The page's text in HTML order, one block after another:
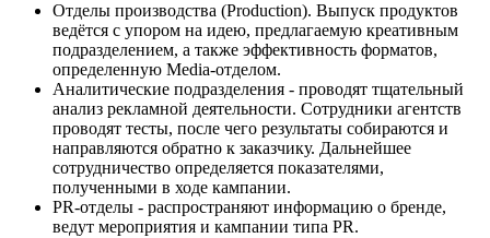
Отделы производства (Production). Выпуск продуктов
ведётся с упором на идею, предлагаемую креативным
подразделением, а также эффективность форматов,
определенную Media-отделом.
Аналитические подразделения - проводят тщательный
анализ рекламной деятельности. Сотрудники агентств
проводят тесты, после чего результаты собираются и
направляются обратно к заказчику. Дальнейшее
сотрудничество определяется показателями,
полученными в ходе кампании.
PR-отделы - распространяют информацию о бренде,
ведут мероприятия и кампании типа PR.